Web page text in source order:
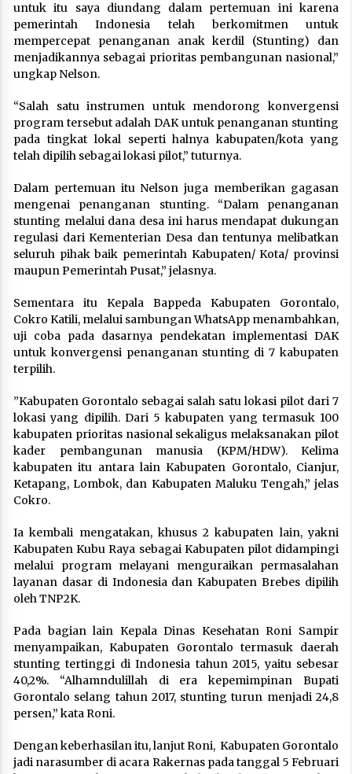
untuk itu saya diundang dalam pertemuan ini karena
pemerintah Indonesia telah berkomitmen untuk
mempercepat penanganan anak kerdil (Stunting) dan
menjadikannya sebagai prioritas pembangunan nasional,”
ungkap Nelson.
“Salah satu instrumen untuk mendorong konvergensi
program tersebut adalah DAK untuk penanganan stunting
pada tingkat lokal seperti halnya kabupaten/kota yang
telah dipilih sebagai lokasi pilot,” tuturnya.
Dalam pertemuan itu Nelson juga memberikan gagasan
mengenai penanganan stunting. “Dalam penanganan
stunting melalui dana desa ini harus mendapat dukungan
regulasi dari Kementerian Desa dan tentunya melibatkan
seluruh pihak baik pemerintah Kabupaten/ Kota/ provinsi
maupun Pemerintah Pusat,” jelasnya.
Sementara itu Kepala Bappeda Kabupaten Gorontalo,
Cokro Katili, melalui sambungan WhatsApp menambahkan,
uji coba pada dasarnya pendekatan implementasi DAK
untuk konvergensi penanganan stunting di 7 kabupaten
terpilih.
”Kabupaten Gorontalo sebagai salah satu lokasi pilot dari 7
lokasi yang dipilih. Dari 5 kabupaten yang termasuk 100
kabupaten prioritas nasional sekaligus melaksanakan pilot
kader pembangunan manusia (KPM/HDW). Kelima
kabupaten itu antara lain Kabupaten Gorontalo, Cianjur,
Ketapang, Lombok, dan Kabupaten Maluku Tengah,” jelas
Cokro.
Ia kembali mengatakan, khusus 2 kabupaten lain, yakni
Kabupaten Kubu Raya sebagai Kabupaten pilot didampingi
melalui program melayani menguraikan permasalahan
layanan dasar di Indonesia dan Kabupaten Brebes dipilih
oleh TNP2K.
Pada bagian lain Kepala Dinas Kesehatan Roni Sampir
menyampaikan, Kabupaten Gorontalo termasuk daerah
stunting tertinggi di Indonesia tahun 2015, yaitu sebesar
40,2%. “Alhamndulillah di era kepemimpinan Bupati
Gorontalo selang tahun 2017, stunting turun menjadi 24,8
persen,” kata Roni.
Dengan keberhasilan itu, lanjut Roni, Kabupaten Gorontalo
jadi narasumber di acara Rakernas pada tanggal 5 Februari